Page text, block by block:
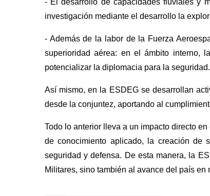
- El desarrollo de capacidades fluviales y
investigación mediante el desarrollo la
- Además de la labor de la Fuerza
superioridad aérea: en el ámbito interno,
potencializar la diplomacia para la seguridad.
Así mismo, en la ESDEG se desarrollan
desde la conjuntez, aportando al
Todo lo anterior lleva a un impacto directo
de conocimiento aplicado, la creación de
seguridad y defensa. De esta manera, la
Militares, sino también al avance del país